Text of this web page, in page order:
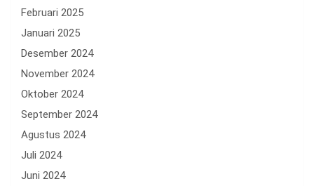
Februari 2025
Januari 2025
Desember 2024
November 2024
Oktober 2024
September 2024
Agustus 2024
Juli 2024
Juni 2024